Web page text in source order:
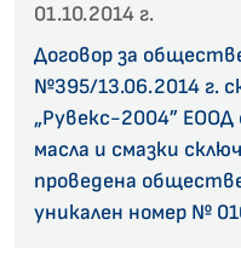
01.10.2014 г.
Договор за
№395/13.06.2014 г.
„Рувекс-2004”
масла и смазки
проведена
уникален номер №